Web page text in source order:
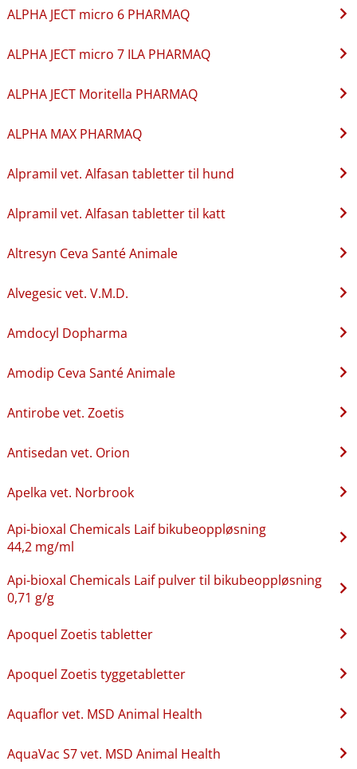
ALPHA JECT micro 6 PHARMAQ
ALPHA JECT micro 7 ILA PHARMAQ
ALPHA JECT Moritella PHARMAQ
ALPHA MAX PHARMAQ
Alpramil vet. Alfasan tabletter til hund
Alpramil vet. Alfasan tabletter til katt
Altresyn Ceva Santé Animale
Alvegesic vet. V.M.D.
Amdocyl Dopharma
Amodip Ceva Santé Animale
Antirobe vet. Zoetis
Antisedan vet. Orion
Apelka vet. Norbrook
Api-bioxal Chemicals Laif bikubeoppløsning
44,2 mg/ml
Api-bioxal Chemicals Laif pulver til bikubeoppløsning
0,71 g/g
Apoquel Zoetis tabletter
Apoquel Zoetis tyggetabletter
Aquaflor vet. MSD Animal Health
AquaVac S7 vet. MSD Animal Health